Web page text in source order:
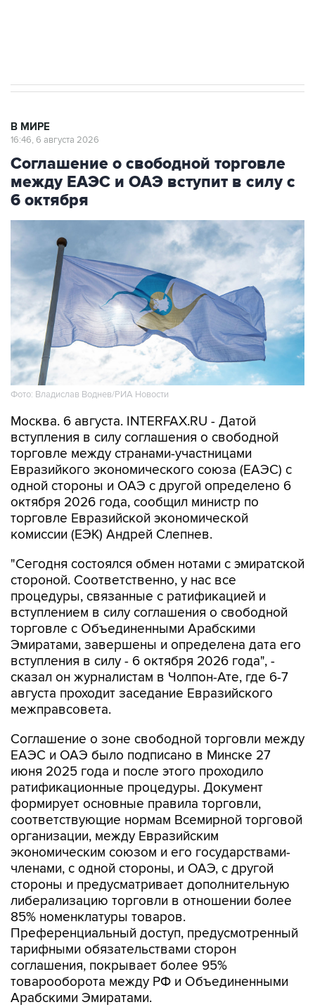
В МИРЕ
16:46, 6 августа 2026
Соглашение о свободной торговле
между ЕАЭС и ОАЭ вступит в силу с
6 октября
Фото: Владислав Воднев/РИА Новости
Москва. 6 августа. INTERFAX.RU - Датой
вступления в силу соглашения о свободной
торговле между странами-участницами
Евразийкого экономического союза (ЕАЭС) с
одной стороны и ОАЭ с другой определено 6
октября 2026 года, сообщил министр по
торговле Евразийской экономической
комиссии (ЕЭК) Андрей Слепнев.
"Сегодня состоялся обмен нотами с эмиратской
стороной. Соответственно, у нас все
процедуры, связанные с ратификацией и
вступлением в силу соглашения о свободной
торговле с Объединенными Арабскими
Эмиратами, завершены и определена дата его
вступления в силу - 6 октября 2026 года", -
сказал он журналистам в Чолпон-Ате, где 6-7
августа проходит заседание Евразийского
межправсовета.
Соглашение о зоне свободной торговли между
ЕАЭС и ОАЭ было подписано в Минске 27
июня 2025 года и после этого проходило
ратификационные процедуры. Документ
формирует основные правила торговли,
соответствующие нормам Всемирной торговой
организации, между Евразийским
экономическим союзом и его государствами-
членами, с одной стороны, и ОАЭ, с другой
стороны и предусматривает дополнительную
либерализацию торговли в отношении более
85% номенклатуры товаров.
Преференциальный доступ, предусмотренный
тарифными обязательствами сторон
соглашения, покрывает более 95%
товарооборота между РФ и Объединенными
Арабскими Эмиратами.